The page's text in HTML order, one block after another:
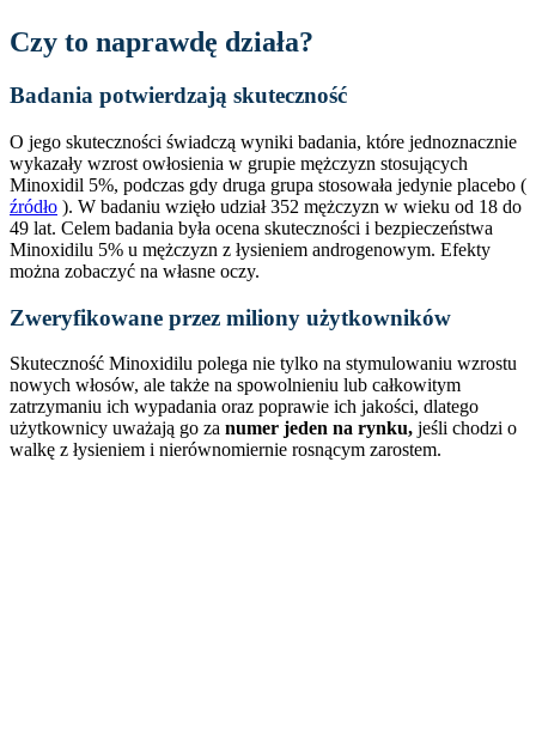
Czy to naprawdę działa?
Badania potwierdzają skuteczność
O jego skuteczności świadczą wyniki badania, które jednoznacznie
wykazały wzrost owłosienia w grupie mężczyzn stosujących
Minoxidil 5%, podczas gdy druga grupa stosowała jedynie placebo (
źródło ). W badaniu wzięło udział 352 mężczyzn w wieku od 18 do
49 lat. Celem badania była ocena skuteczności i bezpieczeństwa
Minoxidilu 5% u mężczyzn z łysieniem androgenowym. Efekty
można zobaczyć na własne oczy.
Zweryfikowane przez miliony użytkowników
Skuteczność Minoxidilu polega nie tylko na stymulowaniu wzrostu
nowych włosów, ale także na spowolnieniu lub całkowitym
zatrzymaniu ich wypadania oraz poprawie ich jakości, dlatego
użytkownicy uważają go za numer jeden na rynku, jeśli chodzi o
walkę z łysieniem i nierównomiernie rosnącym zarostem.